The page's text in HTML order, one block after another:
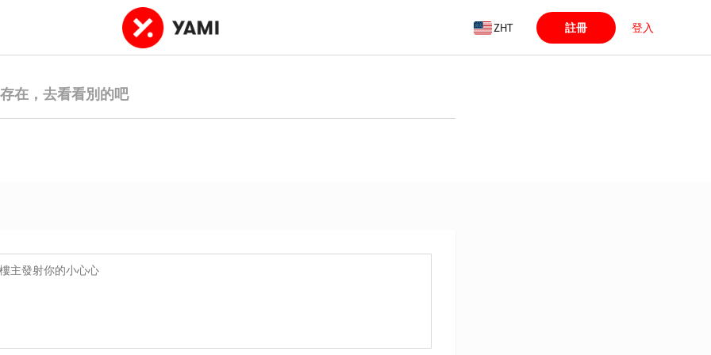
ZHT 註冊 登入
在，去看看別的吧